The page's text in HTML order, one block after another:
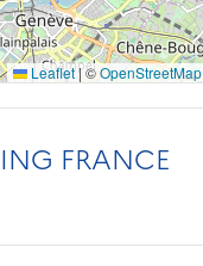
Leaflet|©OpenStreetMap
FRANCE